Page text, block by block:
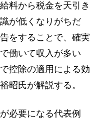
料から税金を天引き
が低くなりがちだ
をすることで、確実
働いて収入が多い
控除の適用による効
昭氏が解説する。
必要になる代表例